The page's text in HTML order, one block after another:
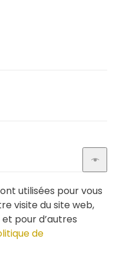
utilisées pour vous
visite du site web,
pour d’autres
de